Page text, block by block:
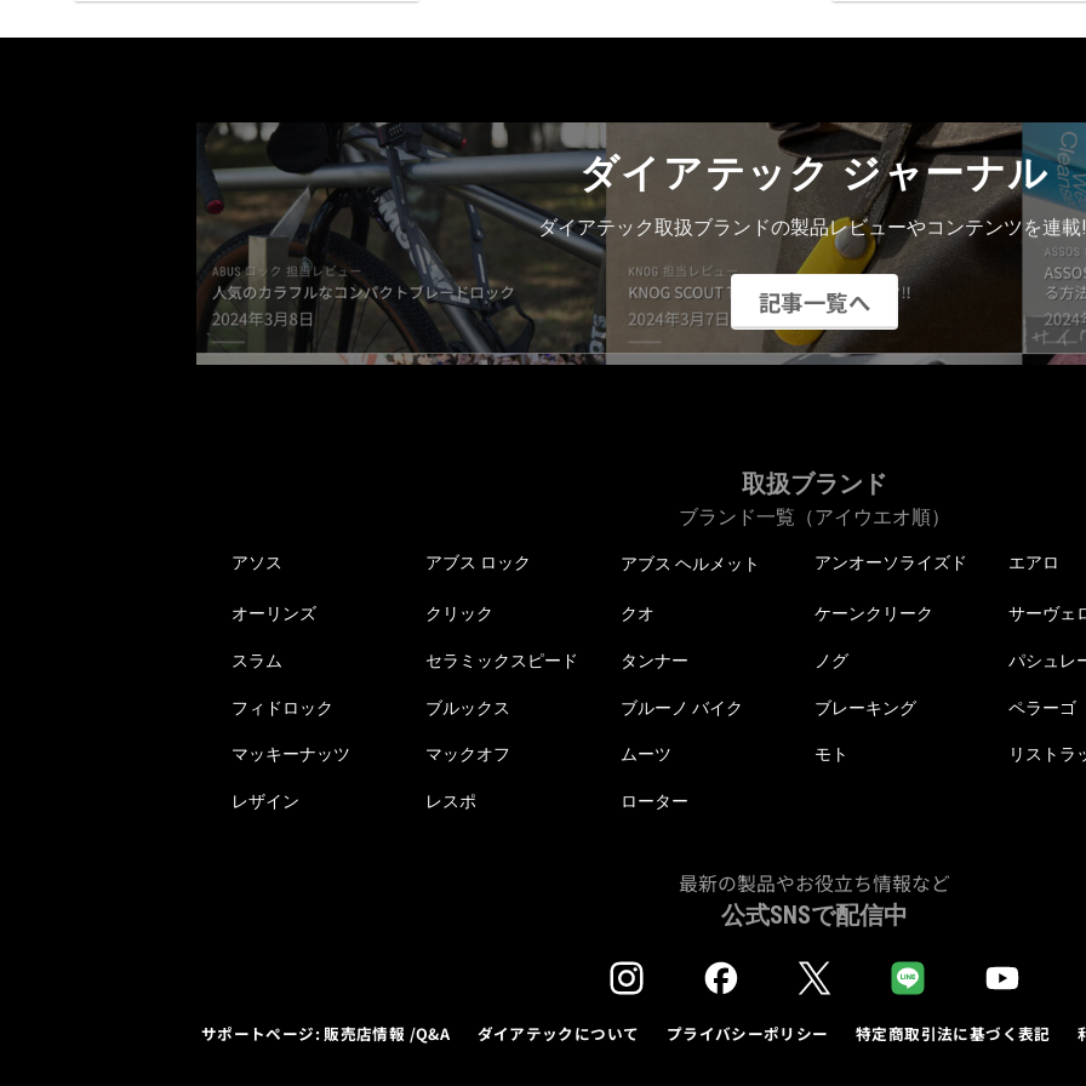
ダイアテック ジャーナル
ダイアテック取扱ブランドの製品レビューやコンテンツを連載
記事一覧へ
取扱ブランド
ブランド一覧（アイウエオ順）
アソス アブス ロック アブス ヘルメット アンオーソライズド エアロ
オーリンズ クリック クオ ケーンクリーク サーヴェ
スラム セラミックスピード タンナー ノグ パシュレ
フィドロック ブルックス ブルーノ バイク ブレーキング ペラーゴ
マッキーナッツ マックオフ ムーツ モト リストラ
レザイン レスポ ローター
最新の製品やお役立ち情報など
公式SNSで配信中
サポートページ: 販売店情報 /Q&A ダイアテックについて プライバシーポリシー 特定商取引法に基づく表記